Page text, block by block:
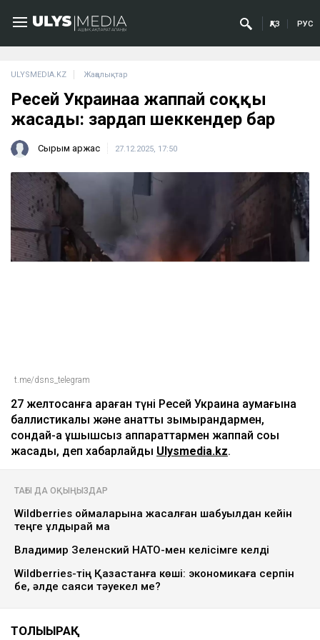
ҚАЗ РУС
ULYSMEDIA.KZ Жаңалықтар
Ресей Украинаға жаппай соққы
жасады: зардап шеккендер бар
Сырым Қаржас 27.12.2025, 17:50
t.me/dsns_telegram
27 желтоқсанға қараған түні Ресей Украина аумағына
баллистикалық және қанатты зымырандармен,
сондай-ақ ұшқышсыз аппараттармен жаппай соққы
жасады, деп хабарлайды Ulysmedia.kz.
ТАҒЫ ДА ОҚЫҢЫЗДАР
Wildberries қоймаларына жасалған шабуылдан кейін
теңге құлдырай ма
Владимир Зеленский НАТО-мен келісімге келді
Wildberries-тің Қазақстанға көші: экономикаға серпін
бе, әлде саяси тәуекел ме?
ТОЛЫҒЫРАҚ